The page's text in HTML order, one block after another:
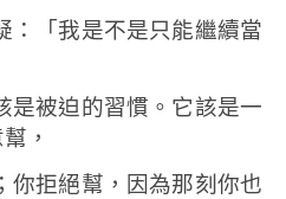
「我是不是只能繼續當
是被迫的習慣。 它該是一
，
你拒絕幫，因為那刻你也